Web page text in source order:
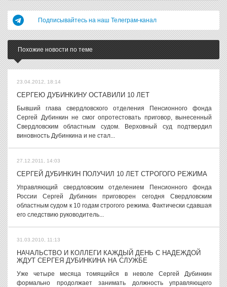
Подписывайтесь на наш Телеграм-канал
Похожие новости по теме
23.04.2012, 18:14
СЕРГЕЮ ДУБИНКИНУ ОСТАВИЛИ 10 ЛЕТ
Бывший глава свердловского отделения Пенсионного фонда
Сергей Дубинкин не смог опротестовать приговор, вынесенный
Свердловским областным судом. Верховный суд подтвердил
виновность Дубинкина и не стал...
27.12.2011, 14:03
СЕРГЕЙ ДУБИНКИН ПОЛУЧИЛ 10 ЛЕТ СТРОГОГО РЕЖИМА
Управляющий свердловским отделением Пенсионного фонда
России Сергей Дубинкин приговорен сегодня Свердловским
областным судом к 10 годам строгого режима. Фактически сдавшая
его следствию руководитель...
31.03.2010, 11:13
НАЧАЛЬСТВО И КОЛЛЕГИ КАЖДЫЙ ДЕНЬ С НАДЕЖДОЙ
ЖДУТ СЕРГЕЯ ДУБИНКИНА НА СЛУЖБЕ
Уже четыре месяца томящийся в неволе Сергей Дубинкин
формально продолжает занимать должность управляющего